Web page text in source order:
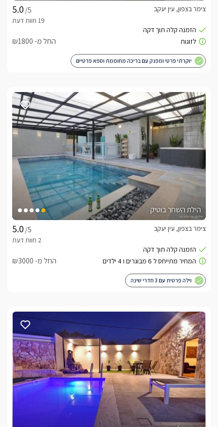
/5
צימר בצפון, עין יעקב
החל מ- ₪1800
יוקרתי פרטי ומפנק עם בריכה מחוממת וספא פרטיים
הילת השחר בוטיק
/5
צימר בצפון, עין יעקב
החל מ- ₪3000
וילה פרטית עם 3 חדרי שינה